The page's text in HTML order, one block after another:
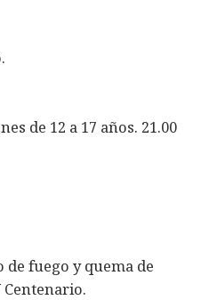
de 12 a 17 años. 21.00
de fuego y quema de
Centenario.